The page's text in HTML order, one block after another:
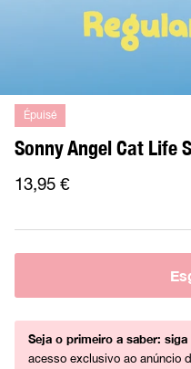
Épuisé
Sonny Angel Cat Life
13,95 €
Seja o primeiro a saber: siga
acesso exclusivo ao anúncio